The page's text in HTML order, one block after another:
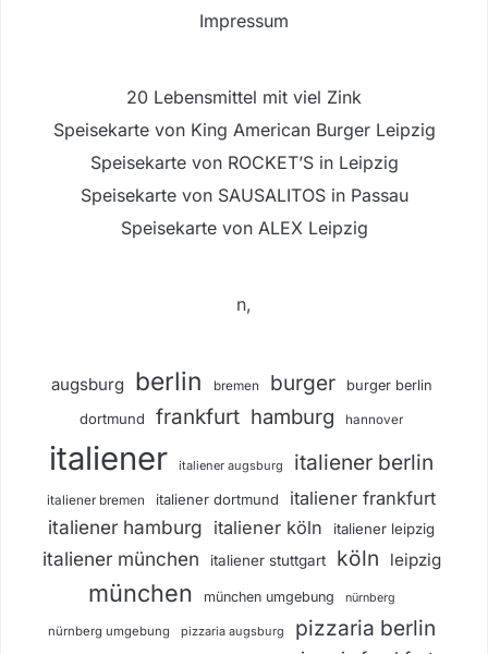
Impressum
20 Lebensmittel mit viel Zink
Speisekarte von King American Burger Leipzig
Speisekarte von ROCKET’S in Leipzig
Speisekarte von SAUSALITOS in Passau
Speisekarte von ALEX Leipzig
n,
augsburg berlin bremen burger burger berlin
dortmund frankfurt hamburg hannover
italiener italiener augsburg italiener berlin
italiener bremen italiener dortmund italiener frankfurt
italiener hamburg italiener köln italiener leipzig
italiener münchen italiener stuttgart köln leipzig
münchen münchen umgebung nürnberg
nürnberg umgebung pizzaria augsburg pizzaria berlin